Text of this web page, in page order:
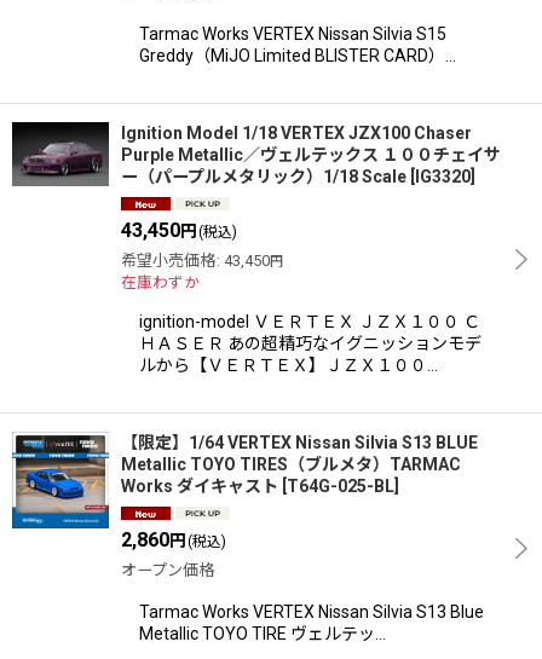
Tarmac Works VERTEX Nissan Silvia S15
Greddy（MiJO Limited BLISTER CARD）…
Ignition Model 1/18 VERTEX JZX100 Chaser
Purple Metallic／ヴェルテックス １００チェイサ
ー（パープルメタリック）1/18 Scale
IG3320
43,450円 (税込)
希望小売価格: 43,450円
在庫わずか
ignition-model ＶＥＲＴＥＸ ＪＺＸ１００ Ｃ
ＨＡＳＥＲ あの超精巧なイグニッションモデ
ルから【ＶＥＲＴＥＸ】ＪＺＸ１００…
【限定】1/64 VERTEX Nissan Silvia S13 BLUE
Metallic TOYO TIRES（ブルメタ）TARMAC
Works ダイキャスト T64G-025-BL
2,860円 (税込)
オープン価格
Tarmac Works VERTEX Nissan Silvia S13 Blue
Metallic TOYO TIRE ヴェルテッ…